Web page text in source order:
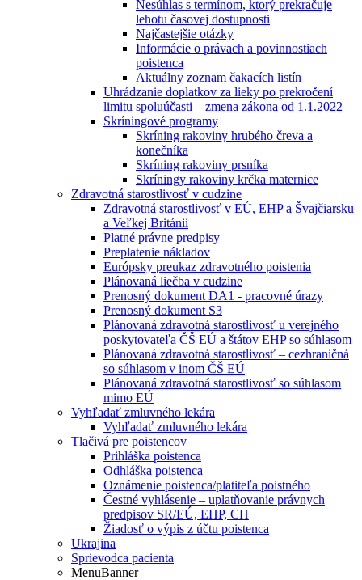
Nesúhlas s termínom, ktorý prekračuje
lehotu časovej dostupnosti
Najčastejšie otázky
Informácie o právach a povinnostiach
poistenca
Aktuálny zoznam čakacích listín
Uhrádzanie doplatkov za lieky po prekročení
limitu spoluúčasti – zmena zákona od 1.1.2022
Skríningové programy
Skríning rakoviny hrubého čreva a
konečníka
Skríning rakoviny prsníka
Skríningy rakoviny krčka maternice
Zdravotná starostlivosť v cudzine
Zdravotná starostlivosť v EÚ, EHP a Švajčiarsku
a Veľkej Británii
Platné právne predpisy
Preplatenie nákladov
Európsky preukaz zdravotného poistenia
Plánovaná liečba v cudzine
Prenosný dokument DA1 - pracovné úrazy
Prenosný dokument S3
Plánovaná zdravotná starostlivosť u verejného
poskytovateľa ČŠ EÚ a štátov EHP so súhlasom
Plánovaná zdravotná starostlivosť – cezhraničná
so súhlasom v inom ČŠ EÚ
Plánovaná zdravotná starostlivosť so súhlasom
mimo EÚ
Vyhľadať zmluvného lekára
Vyhľadať zmluvného lekára
Tlačivá pre poistencov
Prihláška poistenca
Odhláška poistenca
Oznámenie poistenca/platiteľa poistného
Čestné vyhlásenie – uplatňovanie právnych
predpisov SR/EÚ, EHP, CH
Žiadosť o výpis z účtu poistenca
Ukrajina
Sprievodca pacienta
MenuBanner